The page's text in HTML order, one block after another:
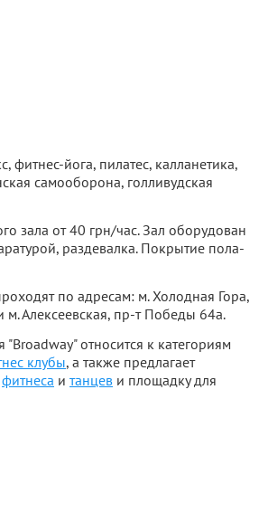
фитнес-йога, пилатес, калланетика,
самооборона, голливудская
зала от 40 грн/час. Зал оборудован
раздевалка. Покрытие пола-
по адресам: м. Холодная Гора,
Алексеевская, пр-т Победы 64а.
"Broadway" относится к категориям
клубы, а также предлагает
фитнеса и танцев и площадку для